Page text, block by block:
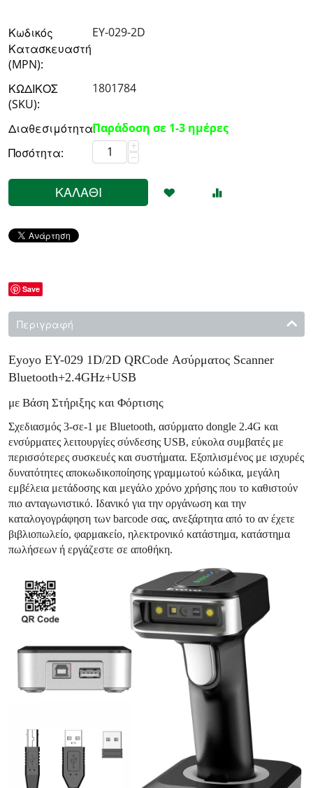
Κωδικός
Κατασκευαστή
(MPN):
EY-029-2D
ΚΩΔΙΚΟΣ
(SKU):
1801784
Διαθεσιμότητα:Παράδοση σε 1-3 ημέρες
Ποσότητα:
+
−
ΚΑΛΆΘΙ
Save
Περιγραφή
Eyoyo EY-029 1D/2D QRCode Ασύρματος Scanner
Bluetooth+2.4GHz+USB
με Βάση Στήριξης και Φόρτισης
Σχεδιασμός 3-σε-1 με Bluetooth, ασύρματο dongle 2.4G και
ενσύρματες λειτουργίες σύνδεσης USB, εύκολα συμβατές με
περισσότερες συσκευές και συστήματα. Εξοπλισμένος με ισχυρές
δυνατότητες αποκωδικοποίησης γραμμωτού κώδικα, μεγάλη
εμβέλεια μετάδοσης και μεγάλο χρόνο χρήσης που το καθιστούν
πιο ανταγωνιστικό. Ιδανικό για την οργάνωση και την
καταλογογράφηση των barcode σας, ανεξάρτητα από το αν έχετε
βιβλιοπωλείο, φαρμακείο, ηλεκτρονικό κατάστημα, κατάστημα
πωλήσεων ή εργάζεστε σε αποθήκη.